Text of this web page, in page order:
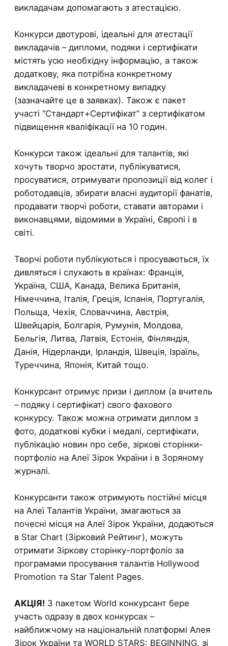
викладачам допомагають з атестацією.
Конкурси двотурові, ідеальні для атестації
викладачів – дипломи, подяки і сертифікати
містять усю необхідну інформацію, а також
додаткову, яка потрібна конкретному
викладачеві в конкретному випадку
(зазначайте це в заявках). Також є пакет
участі “Стандарт+Сертифікат” з сертифікатом
підвищення кваліфікації на 10 годин.
Конкурси також ідеальні для талантів, які
хочуть творчо зростати, публікуватися,
просуватися, отримувати пропозиції від колег і
роботодавців, збирати власні аудиторії фанатів,
продавати творчі роботи, ставати авторами і
виконавцями, відомими в Україні, Європі і в
світі.
Творчі роботи публікуються і просуваються, їх
дивляться і слухають в країнах: Франція,
Україна, США, Канада, Велика Британія,
Німеччина, Італія, Греція, Іспанія, Португалія,
Польща, Чехія, Словаччина, Австрія,
Швейцарія, Болгарія, Румунія, Молдова,
Бельгія, Литва, Латвія, Естонія, Фінляндія,
Данія, Нідерланди, Ірландія, Швеція, Ізраїль,
Туреччина, Японія, Китай тощо.
Конкурсант отримує призи і диплом (а вчитель
– подяку і сертифікат) свого фахового
конкурсу. Також можна отримати диплом з
фото, додаткові кубки і медалі, сертифікати,
публікацію новин про себе, зіркові сторінки-
портфоліо на Алеї Зірок України і в Зоряному
журналі.
Конкурсанти також отримують постійні місця
на Алеї Талантів України, змагаються за
почесні місця на Алеї Зірок України, додаються
в Star Chart (Зірковий Рейтинг), можуть
отримати Зіркову сторінку-портфоліо за
програмами просування талантів Hollywood
Promotion та Star Talent Pages.
АКЦІЯ! З пакетом World конкурсант бере
участь одразу в двох конкурсах –
найближчому на національній платформі Алея
Зірок України та WORLD STARS: BEGINNING, зі